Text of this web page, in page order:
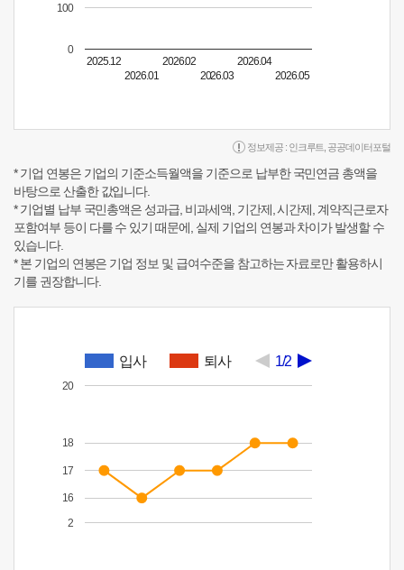
2025.12
2026.01
2026.02
2026.03
2026.04
2026.05
0
100
정보제공 : 인크루트 공공데이터포털
* 기업 연봉은 기업의 기준소득월액을 기준으로 납부한 국민연금 총액을
바탕으로 산출한 값입니다.
* 기업별 납부 국민총액은 성과급, 비과세액, 기간제, 시간제, 계약직근로자
포함여부 등이 다를 수 있기 때문에, 실제 기업의 연봉과 차이가 발생할 수
있습니다.
* 본 기업의 연봉은 기업 정보 및 급여수준을 참고하는 자료로만 활용하시
기를 권장합니다.
입사 퇴사 1/2
2
16
17
18
20